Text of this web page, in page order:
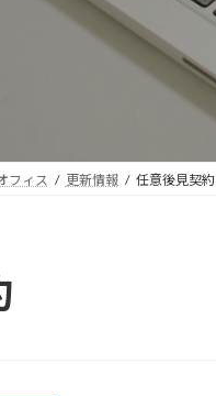
フィス 更新情報 任意後見契約